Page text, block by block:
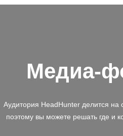
Медиа-
Аудитория HeadHunter делится на
поэтому вы можете решать где и